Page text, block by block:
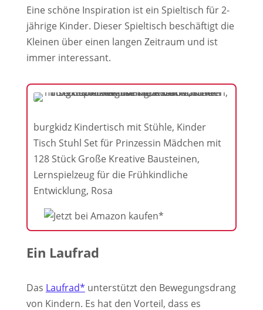
Eine schöne Inspiration ist ein Spieltisch für 2-
jährige Kinder. Dieser Spieltisch beschäftigt die
Kleinen über einen langen Zeitraum und ist
immer interessant.
burgkidz Kindertisch mit Stühle, Kinder
Tisch Stuhl Set für Prinzessin Mädchen mit
128 Stück Große Kreative Bausteinen,
Lernspielzeug für die Frühkindliche
Entwicklung, Rosa
Ein Laufrad
Das Laufrad* unterstützt den Bewegungsdrang
von Kindern. Es hat den Vorteil, dass es